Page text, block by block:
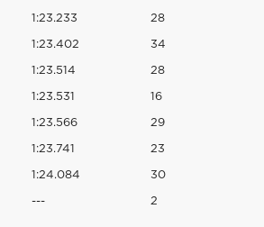
1:23.233 28
1:23.402 34
1:23.514 28
1:23.531 16
1:23.566 29
1:23.741 23
1:24.084 30
--- 2